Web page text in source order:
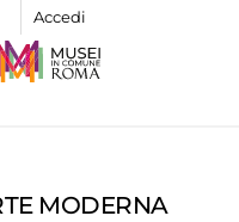
Accedi
MODERNA